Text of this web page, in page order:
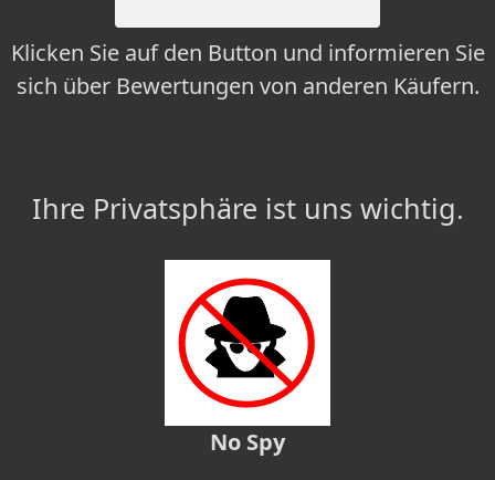
Klicken Sie auf den Button und informieren Sie
sich über Bewertungen von anderen Käufern.
Ihre Privatsphäre ist uns wichtig.
No Spy